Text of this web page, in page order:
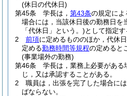
(休日の代休日)
第45条
学長は， 第43条の規定によ
場合には，当該休日後の勤務日を
「代休日」という。)として指定す
2
前項に定めるもののほか，代休
定める勤務時間等規程の定めると
(事業場外の勤務)
第46条
学長は，業務上必要があ
じ，又は承認することがある。
2
職員は，出張を完了した場合に
ばならない。